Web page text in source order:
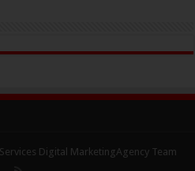
Digital MarketingAgency Team